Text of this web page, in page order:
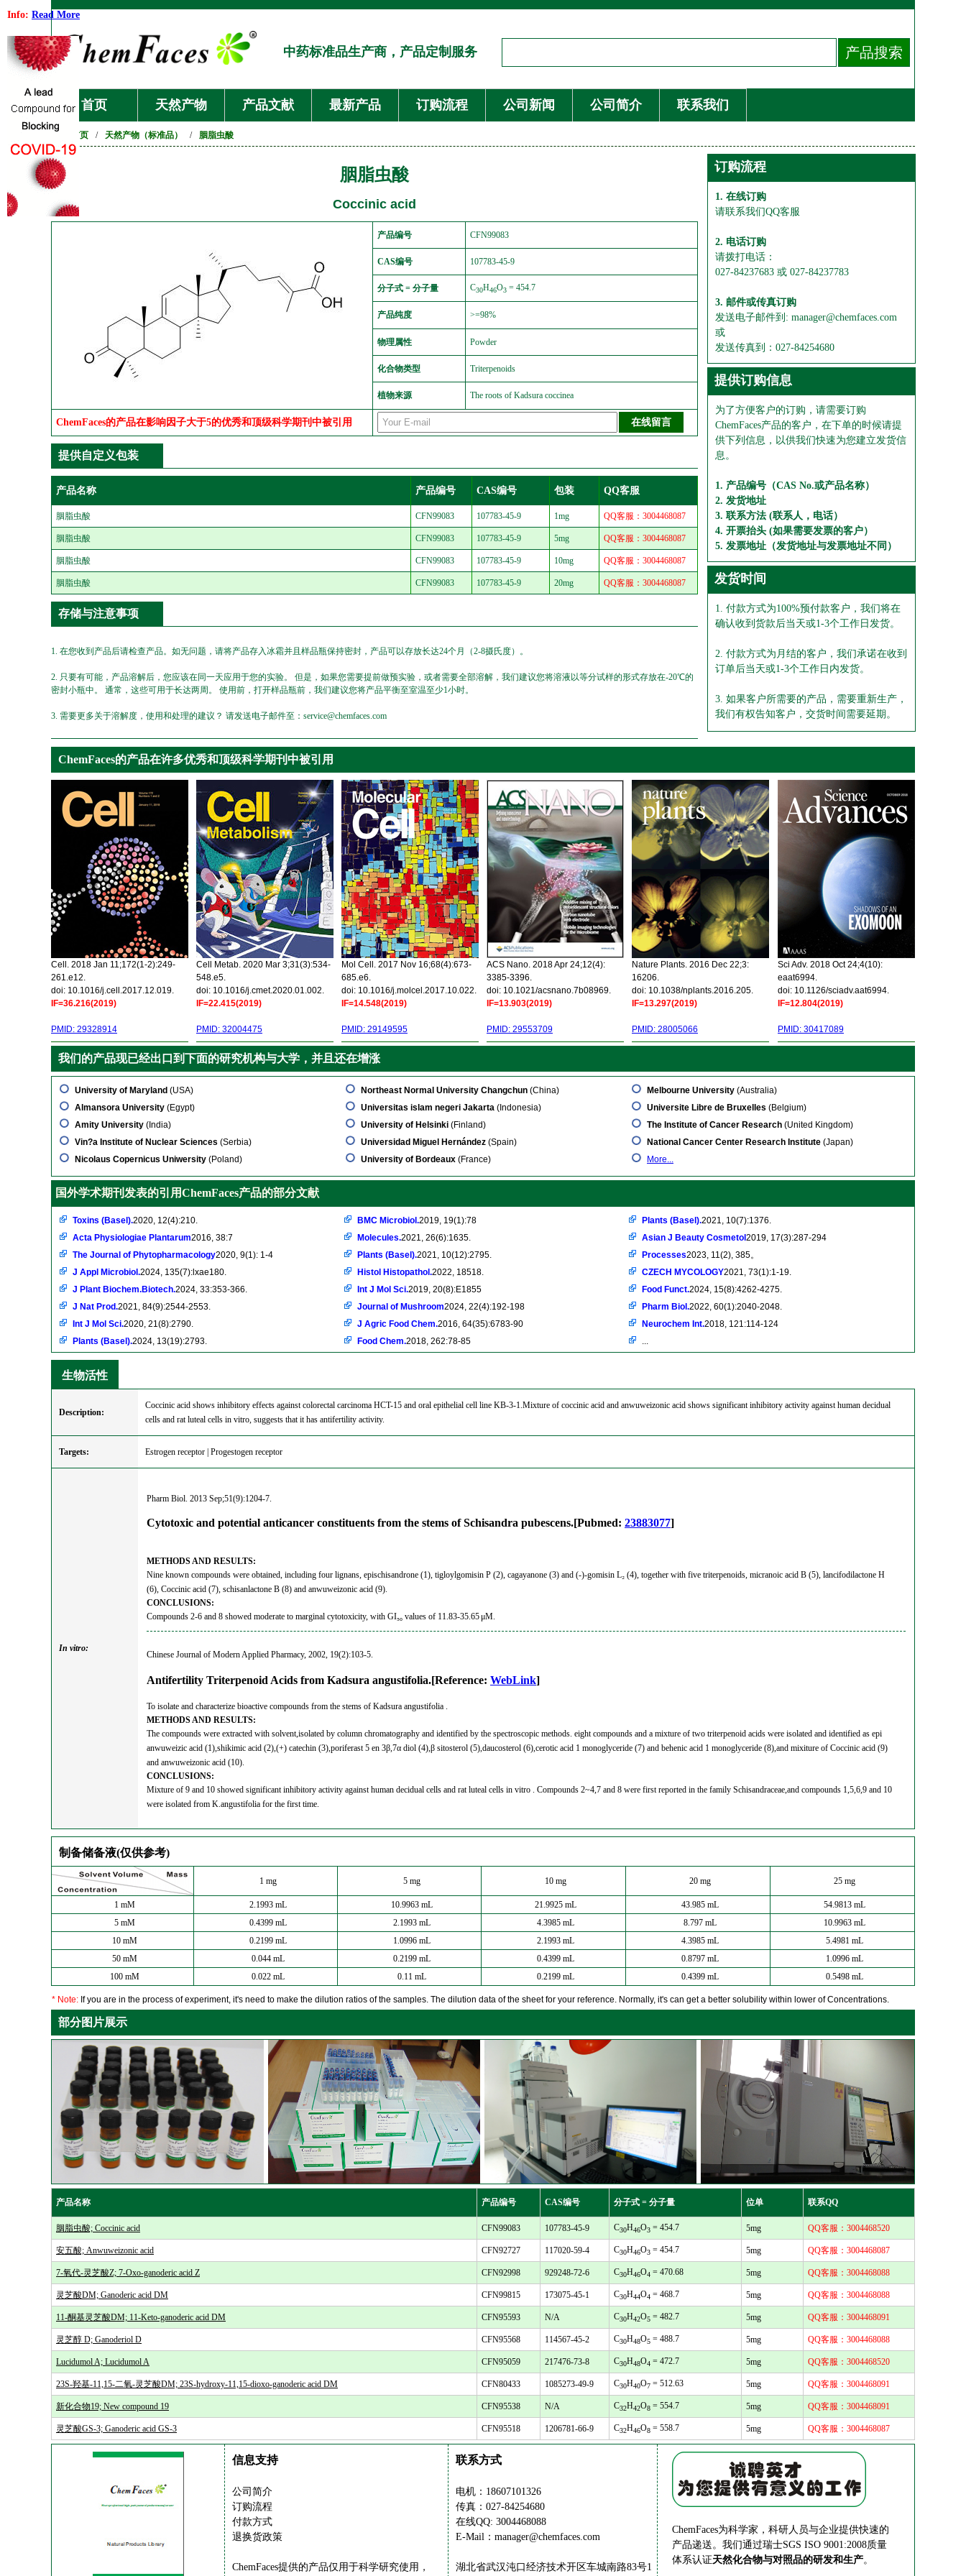
Info: Read More
中药标准品生产商，产品定制服务
首页 天然产物 产品文献 最新产品 订购流程 公司新闻 公司简介 联系我们
首页 / 天然产物（标准品） / 胭脂虫酸
胭脂虫酸
Coccinic acid
产品编号 CFN99083
CAS编号 107783-45-9
分子式 = 分子量 C30H46O3 = 454.7
产品纯度 >=98%
物理属性 Powder
化合物类型 Triterpenoids
植物来源 The roots of Kadsura coccinea
ChemFaces的产品在影响因子大于5的优秀和顶级科学期刊中被引用
提供自定义包装
产品名称 产品编号 CAS编号 包装 QQ客服
胭脂虫酸 CFN99083 107783-45-9 1mg QQ客服：3004468087
胭脂虫酸 CFN99083 107783-45-9 5mg QQ客服：3004468087
胭脂虫酸 CFN99083 107783-45-9 10mg QQ客服：3004468087
胭脂虫酸 CFN99083 107783-45-9 20mg QQ客服：3004468087
存储与注意事项
1. 在您收到产品后请检查产品。如无问题，请将产品存入冰霜并且样品瓶保持密封，产品可以存放长达24个月（2-8摄氏度）。
2. 只要有可能，产品溶解后，您应该在同一天应用于您的实验。 但是，如果您需要提前做预实验，或者需要全部溶解，我们建议您将溶液以等分试样的形式存放在-20℃的
密封小瓶中。 通常，这些可用于长达两周。 使用前，打开样品瓶前，我们建议您将产品平衡至室温至少1小时。
3. 需要更多关于溶解度，使用和处理的建议？ 请发送电子邮件至：service@chemfaces.com
订购流程
1. 在线订购
请联系我们QQ客服
2. 电话订购
请拨打电话：
027-84237683 或 027-84237783
3. 邮件或传真订购
发送电子邮件到: manager@chemfaces.com
或
发送传真到：027-84254680
提供订购信息
为了方便客户的订购，请需要订购
ChemFaces产品的客户，在下单的时候请提
供下列信息，以供我们快速为您建立发货信
息。
1. 产品编号（CAS No.或产品名称）
2. 发货地址
3. 联系方法 (联系人，电话）
4. 开票抬头 (如果需要发票的客户）
5. 发票地址（发货地址与发票地址不同）
发货时间
1. 付款方式为100%预付款客户，我们将在
确认收到货款后当天或1-3个工作日发货。
2. 付款方式为月结的客户，我们承诺在收到
订单后当天或1-3个工作日内发货。
3. 如果客户所需要的产品，需要重新生产，
我们有权告知客户，交货时间需要延期。
ChemFaces的产品在许多优秀和顶级科学期刊中被引用
Cell. 2018 Jan 11;172(1-2):249-
261.e12.
doi: 10.1016/j.cell.2017.12.019.
IF=36.216(2019)
PMID: 29328914
Cell Metab. 2020 Mar 3;31(3):534-
548.e5.
doi: 10.1016/j.cmet.2020.01.002.
IF=22.415(2019)
PMID: 32004475
Mol Cell. 2017 Nov 16;68(4):673-
685.e6.
doi: 10.1016/j.molcel.2017.10.022.
IF=14.548(2019)
PMID: 29149595
ACS Nano. 2018 Apr 24;12(4):
3385-3396.
doi: 10.1021/acsnano.7b08969.
IF=13.903(2019)
PMID: 29553709
Nature Plants. 2016 Dec 22;3:
16206.
doi: 10.1038/nplants.2016.205.
IF=13.297(2019)
PMID: 28005066
Sci Adv. 2018 Oct 24;4(10):
eaat6994.
doi: 10.1126/sciadv.aat6994.
IF=12.804(2019)
PMID: 30417089
我们的产品现已经出口到下面的研究机构与大学，并且还在增涨
University of Maryland (USA)
Almansora University (Egypt)
Amity University (India)
Vin?a Institute of Nuclear Sciences (Serbia)
Nicolaus Copernicus Uniwersity (Poland)
Northeast Normal University Changchun (China)
Universitas islam negeri Jakarta (Indonesia)
University of Helsinki (Finland)
Universidad Miguel Hernández (Spain)
University of Bordeaux (France)
Melbourne University (Australia)
Universite Libre de Bruxelles (Belgium)
The Institute of Cancer Research (United Kingdom)
National Cancer Center Research Institute (Japan)
More...
国外学术期刊发表的引用ChemFaces产品的部分文献
Toxins (Basel).2020, 12(4):210.
Acta Physiologiae Plantarum2016, 38:7
The Journal of Phytopharmacology2020, 9(1): 1-4
J Appl Microbiol.2024, 135(7):lxae180.
J Plant Biochem.Biotech.2024, 33:353-366.
J Nat Prod.2021, 84(9):2544-2553.
Int J Mol Sci.2020, 21(8):2790.
Plants (Basel).2024, 13(19):2793.
BMC Microbiol.2019, 19(1):78
Molecules.2021, 26(6):1635.
Plants (Basel).2021, 10(12):2795.
Histol Histopathol.2022, 18518.
Int J Mol Sci.2019, 20(8):E1855
Journal of Mushroom2024, 22(4):192-198
J Agric Food Chem.2016, 64(35):6783-90
Food Chem.2018, 262:78-85
Plants (Basel).2021, 10(7):1376.
Asian J Beauty Cosmetol 2019, 17(3):287-294
Processes2023, 11(2), 385。
CZECH MYCOLOGY2021, 73(1):1-19.
Food Funct.2024, 15(8):4262-4275.
Pharm Biol.2022, 60(1):2040-2048.
Neurochem Int.2018, 121:114-124
...
生物活性
Description:
Coccinic acid shows inhibitory effects against colorectal carcinoma HCT-15 and oral epithelial cell line KB-3-1.Mixture of coccinic acid and anwuweizonic acid shows significant inhibitory activity against human decidual
cells and rat luteal cells in vitro, suggests that it has antifertility activity.
Targets: Estrogen receptor | Progestogen receptor
In vitro:
Pharm Biol. 2013 Sep;51(9):1204-7.
Cytotoxic and potential anticancer constituents from the stems of Schisandra pubescens.[Pubmed: 23883077]
METHODS AND RESULTS:
Nine known compounds were obtained, including four lignans, epischisandrone (1), tigloylgomisin P (2), cagayanone (3) and (-)-gomisin L₂ (4), together with five triterpenoids, micranoic acid B (5), lancifodilactone H
(6), Coccinic acid (7), schisanlactone B (8) and anwuweizonic acid (9).
CONCLUSIONS:
Compounds 2-6 and 8 showed moderate to marginal cytotoxicity, with GI₅₀ values of 11.83-35.65 μM.
Chinese Journal of Modern Applied Pharmacy, 2002, 19(2):103-5.
Antifertility Triterpenoid Acids from Kadsura angustifolia.[Reference: WebLink]
To isolate and characterize bioactive compounds from the stems of Kadsura angustifolia .
METHODS AND RESULTS:
The compounds were extracted with solvent,isolated by column chromatography and identified by the spectroscopic methods. eight compounds and a mixture of two triterpenoid acids were isolated and identified as epi
anwuweizic acid (1),shikimic acid (2),(+) catechin (3),poriferast 5 en 3β,7α diol (4),β sitosterol (5),daucosterol (6),cerotic acid 1 monoglyceride (7) and behenic acid 1 monoglyceride (8),and mixiture of Coccinic acid (9)
and anwuweizonic acid (10).
CONCLUSIONS:
Mixture of 9 and 10 showed significant inhibitory activity against human decidual cells and rat luteal cells in vitro . Compounds 2~4,7 and 8 were first reported in the family Schisandraceae,and compounds 1,5,6,9 and 10
were isolated from K.angustifolia for the first time.
制备储备液(仅供参考)
1 mg 5 mg 10 mg 20 mg 25 mg
1 mM 2.1993 mL 10.9963 mL 21.9925 mL 43.985 mL
54.9813 mL
5 mM
0.4399 mL 2.1993 mL 4.3985 mL 8.797 mL
10.9963 mL
10 mM
0.2199 mL 1.0996 mL 2.1993 mL 4.3985 mL
5.4981 mL
50 mM
0.044 mL 0.2199 mL 0.4399 mL 0.8797 mL
1.0996 mL
100 mM
0.022 mL 0.11 mL 0.2199 mL 0.4399 mL 0.5498 mL
* Note: If you are in the process of experiment, it's need to make the dilution ratios of the samples. The dilution data of the sheet for your reference. Normally, it's can get a better solubility within lower of Concentrations.
部分图片展示
产品名称 产品编号 CAS编号 分子式 = 分子量 位单 联系QQ
胭脂虫酸; Coccinic acid CFN99083 107783-45-9 C30H46O3 = 454.7 5mg QQ客服：3004468520
安五酸; Anwuweizonic acid CFN92727 117020-59-4 C30H46O3 = 454.7 5mg QQ客服：3004468087
7-氧代-灵芝酸Z; 7-Oxo-ganoderic acid Z CFN92998 929248-72-6 C30H46O4 = 470.68 5mg QQ客服：3004468088
灵芝酸DM; Ganoderic acid DM CFN99815 173075-45-1 C30H44O4 = 468.7 5mg QQ客服：3004468088
11-酮基灵芝酸DM; 11-Keto-ganoderic acid DM CFN95593 N/A C30H42O5 = 482.7 5mg QQ客服：3004468091
灵芝醇 D; Ganoderiol D CFN95568 114567-45-2 C30H48O5 = 488.7 5mg QQ客服：3004468088
Lucidumol A; Lucidumol A CFN95059 217476-73-8 C30H48O4 = 472.7 5mg QQ客服：3004468520
23S-羟基-11,15-二氧-灵芝酸DM; 23S-hydroxy-11,15-dioxo-ganoderic acid DM CFN80433 1085273-49-9 C30H40O7 = 512.63 5mg QQ客服：3004468091
新化合物19; New compound 19 CFN95538 N/A C32H42O8 = 554.7 5mg QQ客服：3004468091
灵芝酸GS-3; Ganoderic acid GS-3 CFN95518 1206781-66-9 C32H46O8 = 558.7 5mg QQ客服：3004468087
信息支持
公司简介
订购流程
付款方式
退换货政策
ChemFaces提供的产品仅用于科学研究使用，
联系方式
电机：18607101326
传真：027-84254680
在线QQ: 3004468088
E-Mail：manager@chemfaces.com
湖北省武汉沌口经济技术开区车城南路83号1
ChemFaces为科学家，科研人员与企业提供快速的
产品递送。我们通过瑞士SGS ISO 9001:2008质量
体系认证天然化合物与对照品的研发和生产。